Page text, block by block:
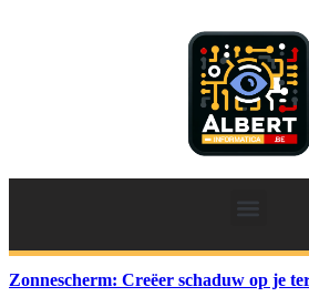
Zonnescherm: Creëer schaduw op je